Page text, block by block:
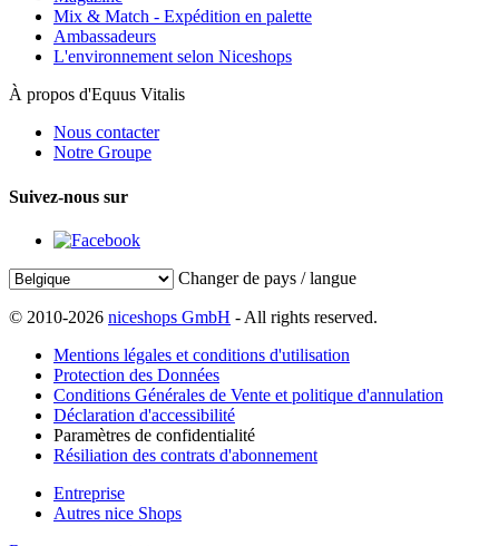
Mix & Match - Expédition en palette
Ambassadeurs
L'environnement selon Niceshops
À propos d'Equus Vitalis
Nous contacter
Notre Groupe
Suivez-nous sur
Changer de pays / langue
© 2010-2026 niceshops GmbH - All rights reserved.
Mentions légales et conditions d'utilisation
Protection des Données
Conditions Générales de Vente et politique d'annulation
Déclaration d'accessibilité
Paramètres de confidentialité
Résiliation des contrats d'abonnement
Entreprise
Autres nice Shops